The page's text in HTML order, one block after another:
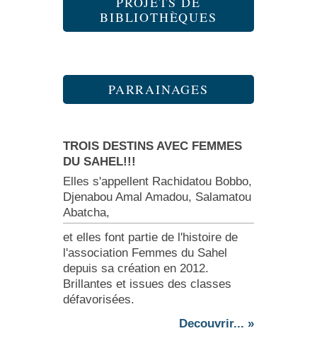
BIBLIOTHÈQUES
PARRAINAGES
TROIS DESTINS AVEC FEMMES
DU SAHEL!!!
Elles s'appellent Rachidatou Bobbo,
Djenabou Amal Amadou, Salamatou
Abatcha,
et elles font partie de l'histoire de
l'association Femmes du Sahel
depuis sa création en 2012.
Brillantes et issues des classes
défavorisées.
Decouvrir... »